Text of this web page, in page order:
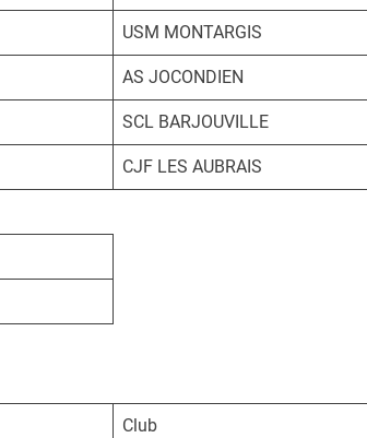
USM MONTARGIS
AS JOCONDIEN
SCL BARJOUVILLE
CJF LES AUBRAIS
Club